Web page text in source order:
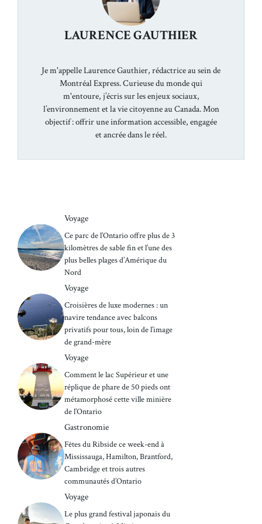
LAURENCE GAUTHIER
Je m'appelle Laurence Gauthier, rédactrice au sein de
Montréal Express. Curieuse du monde qui
m'entoure, j’écris sur les enjeux sociaux,
l’environnement et la vie citoyenne au Canada. Mon
objectif : offrir une information accessible, engagée
et ancrée dans le réel.
Voyage
Ce parc de l’Ontario offre plus de 3
kilomètres de sable fin et l’une des
plus belles plages d’Amérique du
Nord
Voyage
Croisières de luxe modernes : un
navire tendance avec balcons
privatifs pour tous, loin de l’image
de grand-mère
Voyage
Comment le lac Supérieur et une
réplique de phare de 50 pieds ont
métamorphosé cette ville minière
de l’Ontario
Gastronomie
Fêtes du Ribside ce week-end à
Mississauga, Hamilton, Brantford,
Cambridge et trois autres
communautés d’Ontario
Voyage
Le plus grand festival japonais du